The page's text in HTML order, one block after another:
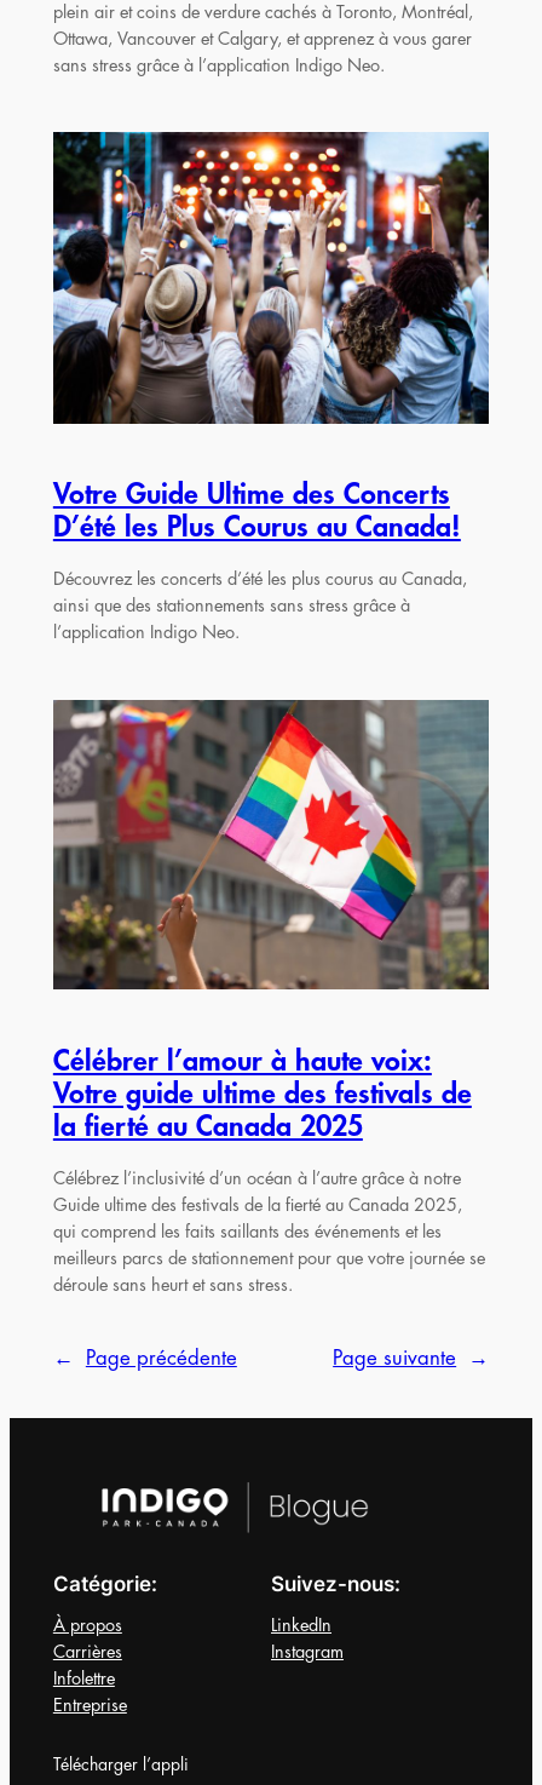
plein air et coins de verdure cachés à Toronto, Montréal,
Ottawa, Vancouver et Calgary, et apprenez à vous garer
sans stress grâce à l’application Indigo Neo.
Votre Guide Ultime des Concerts
D’été les Plus Courus au Canada!
Découvrez les concerts d’été les plus courus au Canada,
ainsi que des stationnements sans stress grâce à
l’application Indigo Neo.
Célébrer l’amour à haute voix:
Votre guide ultime des festivals de
la fierté au Canada 2025
Célébrez l’inclusivité d’un océan à l’autre grâce à notre
Guide ultime des festivals de la fierté au Canada 2025,
qui comprend les faits saillants des événements et les
meilleurs parcs de stationnement pour que votre journée se
déroule sans heurt et sans stress.
← Page précédente Page suivante →
Catégorie:
À propos
Carrières
Infolettre
Entreprise
Suivez-nous:
LinkedIn
Instagram
Télécharger l’appli